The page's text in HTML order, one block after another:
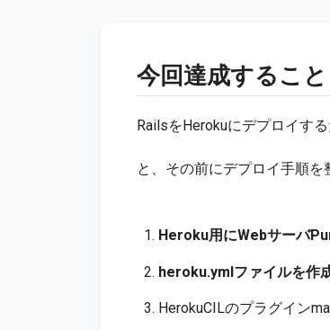
今回達成すること
RailsをHerokuにデプロイす
と、その前にデプロイ手順を
Heroku用にWebサーバ
heroku.ymlファイルを作
HerokuCILのプラグイン